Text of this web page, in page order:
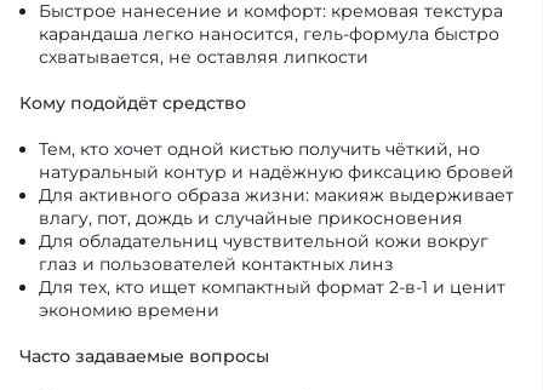
Быстрое нанесение и комфорт: кремовая текстура
карандаша легко наносится, гель‑формула быстро
схватывается, не оставляя липкости
Кому подойдёт средство
Тем, кто хочет одной кистью получить чёткий, но
натуральный контур и надёжную фиксацию бровей
Для активного образа жизни: макияж выдерживает
влагу, пот, дождь и случайные прикосновения
Для обладательниц чувствительной кожи вокруг
глаз и пользователей контактных линз
Для тех, кто ищет компактный формат 2‑в‑1 и ценит
экономию времени
Часто задаваемые вопросы